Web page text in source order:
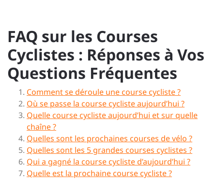
FAQ sur les Courses
Cyclistes : Réponses à Vos
Questions Fréquentes
Comment se déroule une course cycliste ?
Où se passe la course cycliste aujourd’hui ?
Quelle course cycliste aujourd’hui et sur quelle
chaîne ?
Quelles sont les prochaines courses de vélo ?
Quelles sont les 5 grandes courses cyclistes ?
Qui a gagné la course cycliste d’aujourd’hui ?
Quelle est la prochaine course cycliste ?